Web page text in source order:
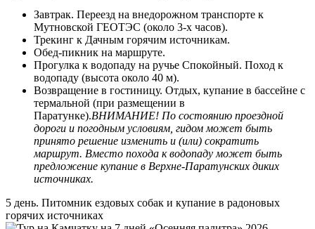
Завтрак. Переезд на внедорожном транспорте к
Мутновской ГЕОТЭС (около 3-х часов).
Трекинг к Дачным горячим источникам.
Обед-пикник на маршруте.
Прогулка к водопаду на ручье Спокойный. Поход к
водопаду (высота около 40 м).
Возвращение в гостиницу. Отдых, купание в бассейне с
термальной (при размещении в
Паратунке).ВНИМАНИЕ! По состоянию проездной
дороги и погодным условиям, гидом может быть
принято решение изменить и (или) сократить
маршрут. Вместо похода к водопаду может быть
предложение купание в Верхне-Паратунских диких
источниках.
5 день. Питомник ездовых собак и купание в радоновых
горячих источниках